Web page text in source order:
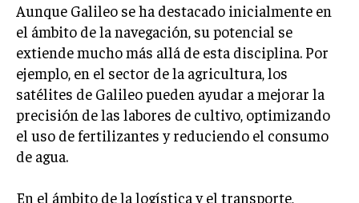
Aunque Galileo se ha destacado inicialmente en
el ámbito de la navegación, su potencial se
extiende mucho más allá de esta disciplina. Por
ejemplo, en el sector de la agricultura, los
satélites de Galileo pueden ayudar a mejorar la
precisión de las labores de cultivo, optimizando
el uso de fertilizantes y reduciendo el consumo
de agua.
En el ámbito de la logística y el transporte,